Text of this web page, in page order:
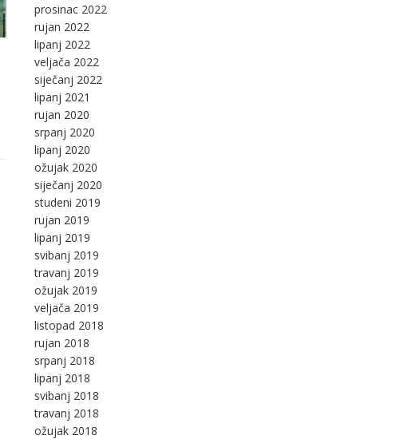
prosinac 2022
rujan 2022
lipanj 2022
veljača 2022
siječanj 2022
lipanj 2021
rujan 2020
srpanj 2020
lipanj 2020
ožujak 2020
siječanj 2020
studeni 2019
rujan 2019
lipanj 2019
svibanj 2019
travanj 2019
ožujak 2019
veljača 2019
listopad 2018
rujan 2018
srpanj 2018
lipanj 2018
svibanj 2018
travanj 2018
ožujak 2018